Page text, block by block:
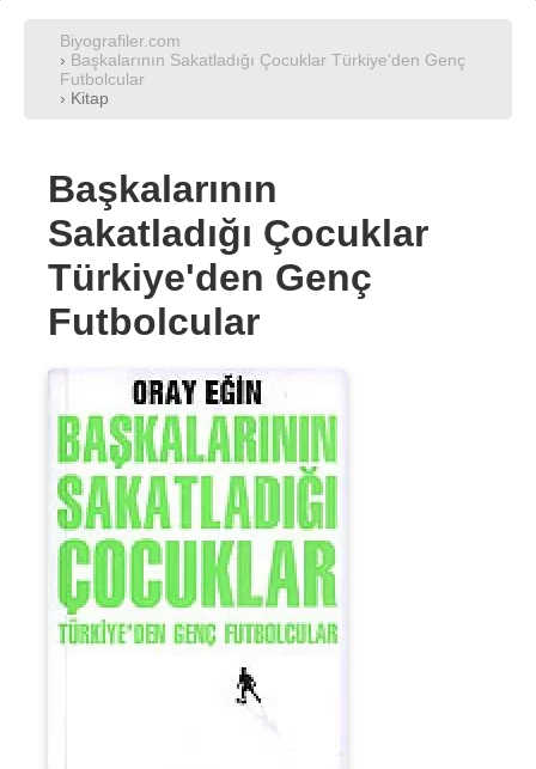
Biyografiler.com
› Başkalarının Sakatladığı Çocuklar Türkiye'den Genç
Futbolcular
› Kitap
Başkalarının
Sakatladığı Çocuklar
Türkiye'den Genç
Futbolcular